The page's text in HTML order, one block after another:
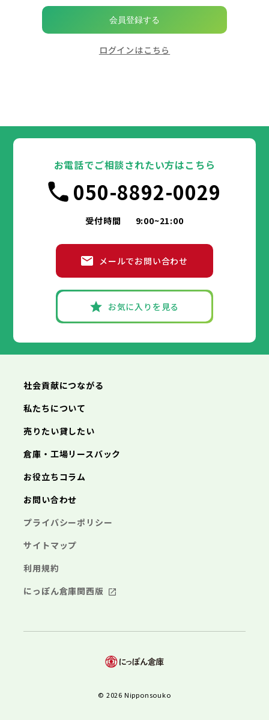
会員登録する
ログインはこちら
お電話でご相談されたい方はこちら
050-8892-0029
受付時間 9:00~21:00
メールでお問い合わせ
お気に入りを見る
社会貢献につながる
私たちについて
売りたい貸したい
倉庫・工場リースバック
お役立ちコラム
お問い合わせ
プライバシーポリシー
サイトマップ
利用規約
にっぽん倉庫関西版
© 2026 Nipponsouko